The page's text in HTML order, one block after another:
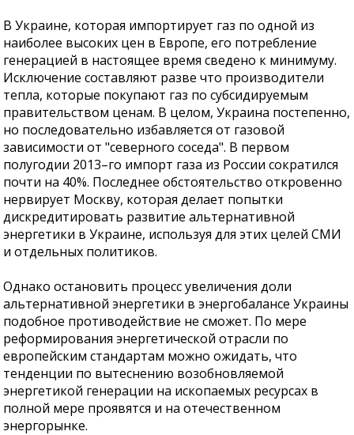
В Украине, которая импортирует газ по одной из
наиболее высоких цен в Европе, его потребление
генерацией в настоящее время сведено к минимуму.
Исключение составляют разве что производители
тепла, которые покупают газ по субсидируемым
правительством ценам. В целом, Украина постепенно,
но последовательно избавляется от газовой
зависимости от "северного соседа". В первом
полугодии 2013–го импорт газа из России сократился
почти на 40%. Последнее обстоятельство откровенно
нервирует Москву, которая делает попытки
дискредитировать развитие альтернативной
энергетики в Украине, используя для этих целей СМИ
и отдельных политиков.
Однако остановить процесс увеличения доли
альтернативной энергетики в энергобалансе Украины
подобное противодействие не сможет. По мере
реформирования энергетической отрасли по
европейским стандартам можно ожидать, что
тенденции по вытеснению возобновляемой
энергетикой генерации на ископаемых ресурсах в
полной мере проявятся и на отечественном
энергорынке.